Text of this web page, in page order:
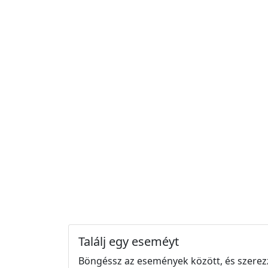
Találj egy eseméyt
Böngéssz az események között, és